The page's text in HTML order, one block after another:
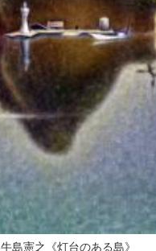
牛島憲之《灯台のある島》